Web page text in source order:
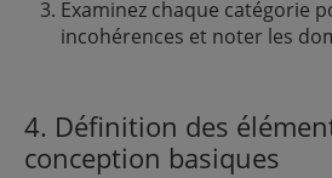
Examinez chaque catégorie
incohérences et noter les
4. Définition des
conception basiques